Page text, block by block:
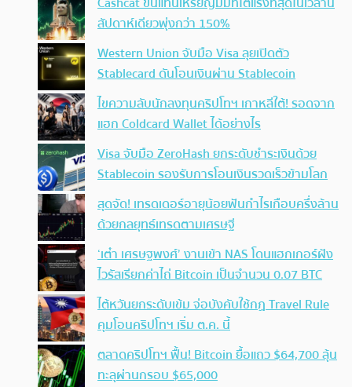
สัปดาห์เดียวพุ่งกว่า 150%
Western Union จับมือ Visa ลุยเปิดตัว
Stablecard ดันโอนเงินผ่าน Stablecoin
ไขความลับนักลงทุนคริปโทฯ เกาหลีใต้! รอดจาก
แฮก Coldcard Wallet ได้อย่างไร
Visa จับมือ ZeroHash ยกระดับชำระเงินด้วย
Stablecoin รองรับการโอนเงินรวดเร็วข้ามโลก
สุดจัด! เทรดเดอร์อายุน้อยฟันกำไรเกือบครึ่งล้าน
ด้วยกลยุทธ์เทรดตามเศรษฐี
‘เต๋า เศรษฐพงศ์’ งานเข้า NAS โดนแฮกเกอร์ฝัง
ไวรัสเรียกค่าไถ่ Bitcoin เป็นจำนวน 0.07 BTC
ไต้หวันยกระดับเข้ม จ่อบังคับใช้กฏ Travel Rule
คุมโอนคริปโทฯ เริ่ม ต.ค. นี้
ตลาดคริปโทฯ ฟื้น! Bitcoin ยื้อแถว $64,700 ลุ้น
ทะลุผ่านกรอบ $65,000